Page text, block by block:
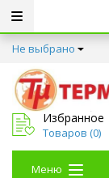
Не выбрано
Избранное
Товаров (0)
Меню